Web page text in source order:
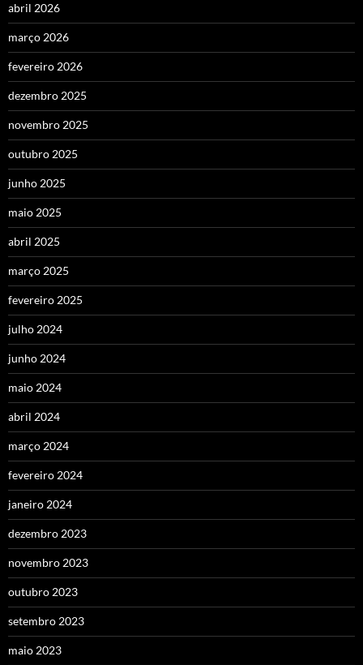
abril 2026
março 2026
fevereiro 2026
dezembro 2025
novembro 2025
outubro 2025
junho 2025
maio 2025
abril 2025
março 2025
fevereiro 2025
julho 2024
junho 2024
maio 2024
abril 2024
março 2024
fevereiro 2024
janeiro 2024
dezembro 2023
novembro 2023
outubro 2023
setembro 2023
maio 2023